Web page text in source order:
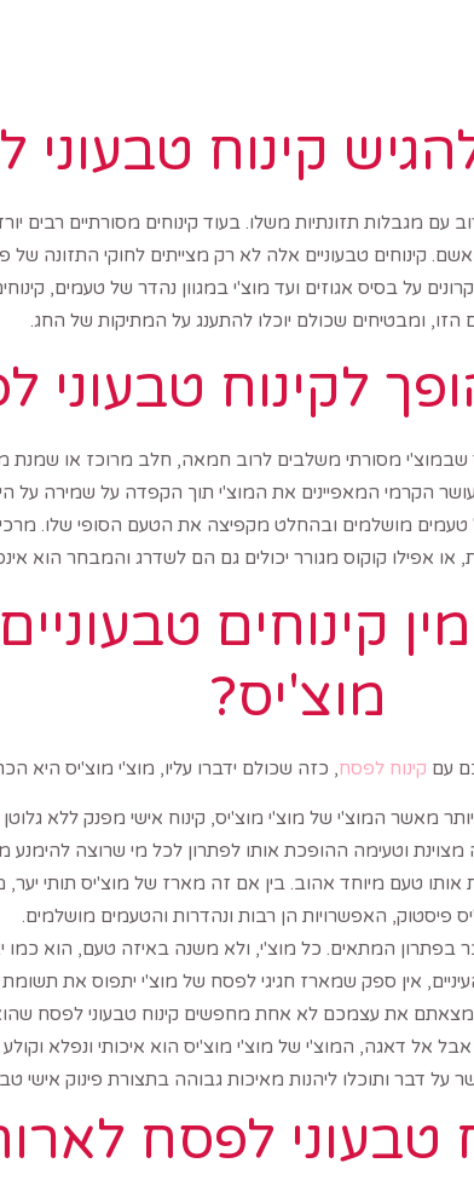
קינוח טבעוני
מגבלות תזונתיות משלו. בעוד קינוחים מסורתיים רבים
אשם. קינוחים טבעוניים אלה לא רק מצייתים לחוקי התזונה
על בסיס אגוזים ועד מוצ'י במגוון נהדר של טעמים,
הזו, ומבטיחים שכולם יוכלו להתענג על המתיקות של החג.
לקינוח טבעוני
מסורתי משלבים לרוב חמאה, חלב מרוכז או שמנת
הקרמי המאפיינים את המוצ'י תוך הקפדה על שמירה על
טעמים מושלמים ובהחלט מקפיצה את הטעם הסופי שלו.
או אפילו קוקוס מגורר יכולים גם הם לשדרג והמבחר הוא
קינוחים
מוצ'יס?
עם קינוח לפסח , כזה שכולם ידברו עליו, מוצ'י מוצ'יס היא
מאשר המוצ'י של מוצ'י מוצ'יס, קינוח אישי מפנק ללא
מצוינת וטעימה ההופכת אותו לפתרון לכל מי שרוצה
טעם מיוחד אהוב. בין אם זה מארז של מוצ'יס תותי יער,
פיסטוק, האפשרויות הן רבות ונהדרות והטעמים מושלמים.
בפתרון המתאים. כל מוצ'י, ולא משנה באיזה טעם, הוא כמו
אין ספק שמארז חגיגי לפסח של מוצ'י יתפוס את
את עצמכם לא אחת מחפשים קינוח טבעוני לפסח
אבל אל דאגה, המוצ'י של מוצ'י מוצ'יס הוא איכותי ונפלא
על דבר ותוכלו ליהנות מאיכות גבוהה בתצורת פינוק אישי
טבעוני לפסח